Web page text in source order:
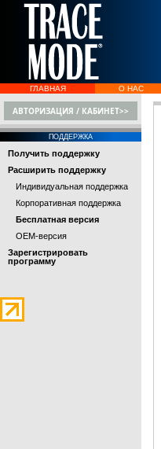
ГЛАВНАЯ О НАС
АВТОРИЗАЦИЯ / КАБИНЕТ>>
ПОДДЕРЖКА
Получить поддержку
Расширить поддержку
Индивидуальная поддержка
Корпоративная поддержка
Бесплатная версия
OEM-версия
Зарегистрировать
программу